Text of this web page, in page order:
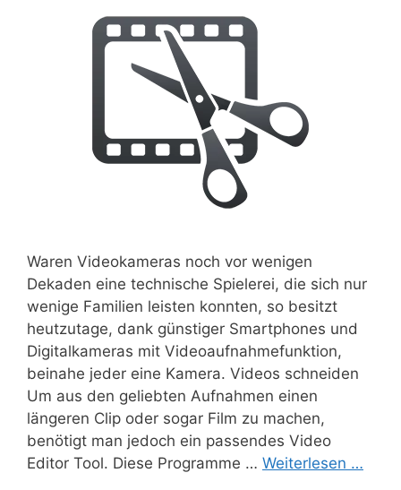
Waren Videokameras noch vor wenigen
Dekaden eine technische Spielerei, die sich nur
wenige Familien leisten konnten, so besitzt
heutzutage, dank günstiger Smartphones und
Digitalkameras mit Videoaufnahmefunktion,
beinahe jeder eine Kamera. Videos schneiden
Um aus den geliebten Aufnahmen einen
längeren Clip oder sogar Film zu machen,
benötigt man jedoch ein passendes Video
Editor Tool. Diese Programme … Weiterlesen …